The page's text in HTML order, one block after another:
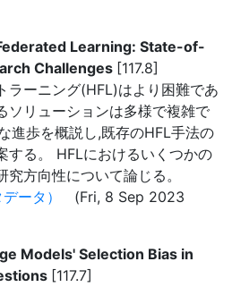
Learning: State-of-
Challenges [117.8]
ラーニング(HFL)はより困難であ
ソリューションは多様で複雑で
進歩を概説し,既存のHFL手法の
する。 HFLにおけるいくつかの
方向性について論じる。
ータ）
(Fri, 8 Sep 2023
Models' Selection Bias in
[117.7]